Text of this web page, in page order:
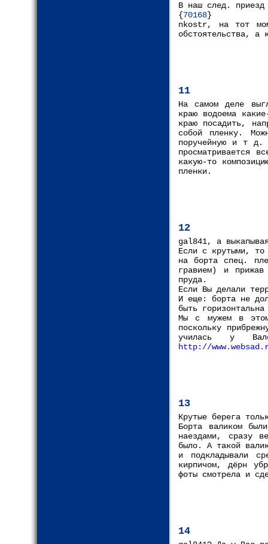
В наш след. приезд
{70168}
nkostr, на тот
обстоятельства, а
11
На самом деле
краю водоема
краю посадить,
собой пленку.
поручейную и т д.
просматривается
какую-то
пленки.
12
gal841, а
Если с крутыми, то
на борта спец.
гравием) и
пруда.
Если Вы делали
И еще: борта не
быть
Мы с мужем в
поскольку
училась у
http://
13
Крутые берега
Борта валиком
наездами, сразу
было. А такой
и подкладывали
кирпичом, дёрн
фоты смотрела и
14